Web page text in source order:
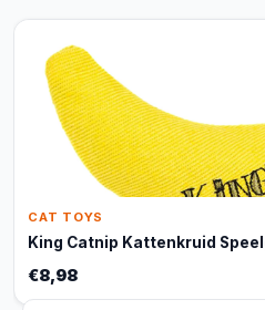
CAT TOYS
King Catnip Kattenkruid
€8,98